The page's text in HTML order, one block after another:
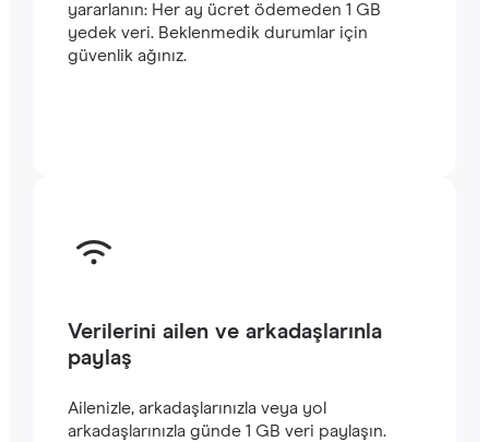
yararlanın: Her ay ücret ödemeden 1 GB
yedek veri. Beklenmedik durumlar için
güvenlik ağınız.
Verilerini ailen ve arkadaşlarınla
paylaş
Ailenizle, arkadaşlarınızla veya yol
arkadaşlarınızla günde 1 GB veri paylaşın.